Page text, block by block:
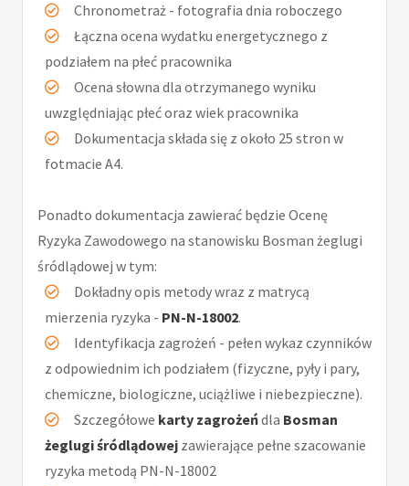
Chronometraż - fotografia dnia roboczego
Łączna ocena wydatku energetycznego z
podziałem na płeć pracownika
Ocena słowna dla otrzymanego wyniku
uwzględniając płeć oraz wiek pracownika
Dokumentacja składa się z około 25 stron w
fotmacie A4.
Ponadto dokumentacja zawierać będzie Ocenę
Ryzyka Zawodowego na stanowisku Bosman żeglugi
śródlądowej w tym:
Dokładny opis metody wraz z matrycą
mierzenia ryzyka - PN-N-18002.
Identyfikacja zagrożeń - pełen wykaz czynników
z odpowiednim ich podziałem (fizyczne, pyły i pary,
chemiczne, biologiczne, uciążliwe i niebezpieczne).
Szczegółowe karty zagrożeńdla Bosman
żeglugi śródlądowej zawierające pełne szacowanie
ryzyka metodą PN-N-18002